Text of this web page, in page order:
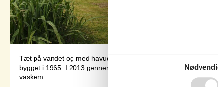
Tæt på vandet og med havudsigt finder I dette rummelige
bygget i 1965. I 2013 gennemgik ferieboligen en delvis
vaskem...